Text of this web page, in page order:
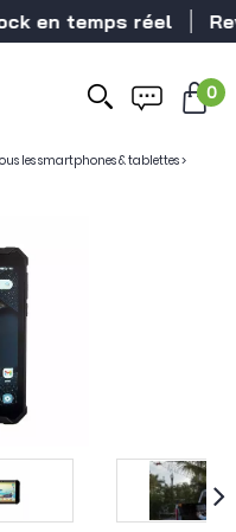
en temps réel
0
les smartphones & tablettes>